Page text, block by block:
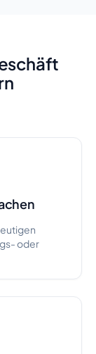
oder